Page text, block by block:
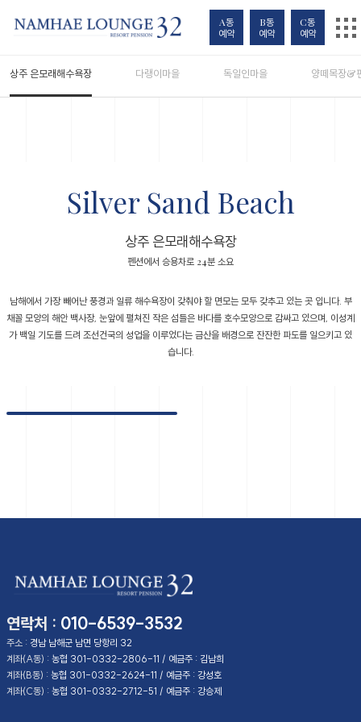
A동
예약
B동
예약
C동
예약
Travel
상주 은모래해수욕장 다랭이마을 독일인마을 양떼목장&
Silver Sand Beach
상주 은모래해수욕장
펜션에서 승용차로 24분 소요
남해에서 가장 빼어난 풍경과 일류 해수욕장이 갖춰야 할 면모는 모두 갖추고 있는 곳 입니다. 부
채꼴 모양의 해안 백사장, 눈앞에 펼쳐진 작은 섬들은 바다를 호수모양으로 감싸고 있으며, 이성계
가 백일 기도를 드려 조선건국의 성업을 이루었다는 금산을 배경으로 잔잔한 파도를 일으키고 있
습니다.
남해유람선
남해바래길 5코스
연락처 : 010-6539-3532
주소 : 경남 남해군 남면 당항리 32
계좌(A동) : 농협 301-0332-2806-11 / 예금주 : 김남희
계좌(B동) : 농협 301-0332-2624-11 / 예금주 : 강성호
계좌(C동) : 농협 301-0332-2712-51 / 예금주 : 강승제